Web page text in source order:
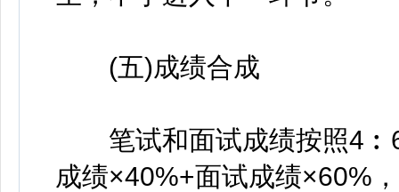
(五)成绩合成
笔试和面试成绩按照4︰6
成绩×40%+面试成绩×60%